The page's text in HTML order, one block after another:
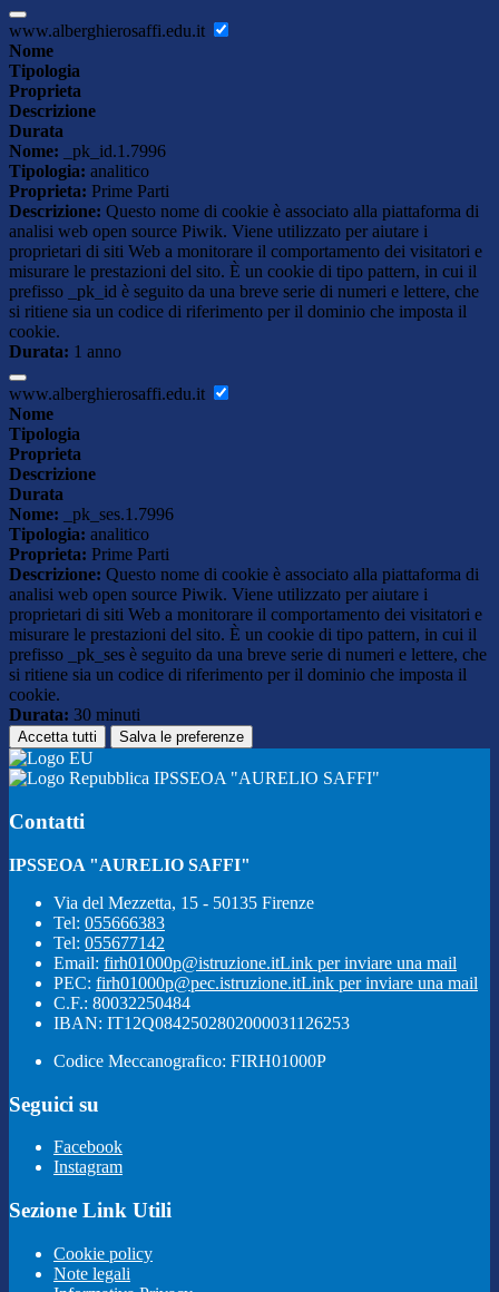
www.alberghierosaffi.edu.it
Nome
Tipologia
Proprieta
Descrizione
Durata
Nome: _pk_id.1.7996
Tipologia: analitico
Proprieta: Prime Parti
Descrizione: Questo nome di cookie è associato alla piattaforma di
analisi web open source Piwik. Viene utilizzato per aiutare i
proprietari di siti Web a monitorare il comportamento dei visitatori e
misurare le prestazioni del sito. È un cookie di tipo pattern, in cui il
prefisso _pk_id è seguito da una breve serie di numeri e lettere, che
si ritiene sia un codice di riferimento per il dominio che imposta il
cookie.
Durata: 1 anno
www.alberghierosaffi.edu.it
Nome
Tipologia
Proprieta
Descrizione
Durata
Nome: _pk_ses.1.7996
Tipologia: analitico
Proprieta: Prime Parti
Descrizione: Questo nome di cookie è associato alla piattaforma di
analisi web open source Piwik. Viene utilizzato per aiutare i
proprietari di siti Web a monitorare il comportamento dei visitatori e
misurare le prestazioni del sito. È un cookie di tipo pattern, in cui il
prefisso _pk_ses è seguito da una breve serie di numeri e lettere, che
si ritiene sia un codice di riferimento per il dominio che imposta il
cookie.
Durata: 30 minuti
Accetta tutti Salva le preferenze
IPSSEOA "AURELIO SAFFI"
Contatti
IPSSEOA "AURELIO SAFFI"
Via del Mezzetta, 15 - 50135 Firenze
Tel: 055666383
Tel: 055677142
Email: firh01000p@istruzione.itLink per inviare una mail
PEC: firh01000p@pec.istruzione.itLink per inviare una mail
C.F.: 80032250484
IBAN: IT12Q0842502802000031126253
Codice Meccanografico: FIRH01000P
Seguici su
Facebook
Instagram
Sezione Link Utili
Cookie policy
Note legali